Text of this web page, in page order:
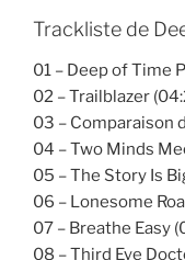
Trackliste de
01 – Deep of Time
02 – Trailblazer
03 – Comparaison
04 – Two Minds
05 – The Story Is
06 – Lonesome
07 – Breathe Easy
08 – Third Eye